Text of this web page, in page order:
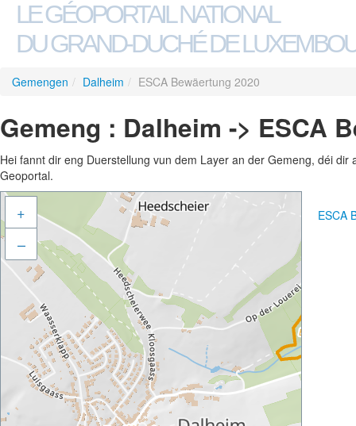
LE GÉOPORTAIL NATIONAL
DU GRAND-DUCHÉ DE
Gemengen / Dalheim / ESCA Bewäertung 2020
Gemeng : Dalheim -> ESCA
Hei fannt dir eng Duerstellung vun dem Layer an der Gemeng, déi
Geoportal.
+
–
ESCA